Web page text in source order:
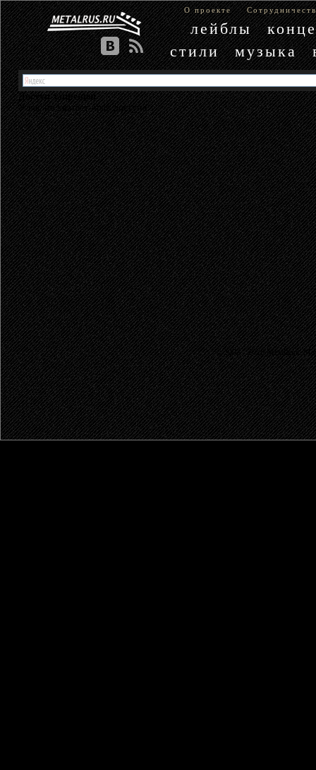
О проекте
лейблы
стили
музыка
Доступ запрещен
У вас не хватает прав доступа.
© 2003 - 2026 MetalRus.